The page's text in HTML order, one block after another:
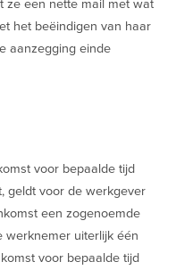
ze een nette mail met wat
het beëindigen van haar
aanzegging einde
voor bepaalde tijd
geldt voor de werkgever
een zogenoemde
werknemer uiterlijk één
voor bepaalde tijd